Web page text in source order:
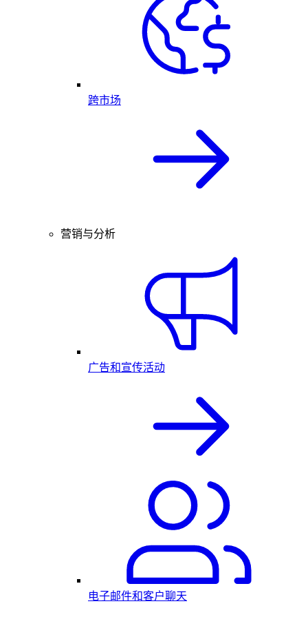
跨市场
营销与分析
广告和宣传活动
电子邮件和客户聊天